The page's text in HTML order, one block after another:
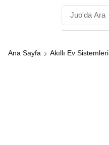
Ana Sayfa Akıllı Ev Sistemleri